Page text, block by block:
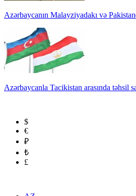
Azərbaycanın Malayziyadakı və
Azərbaycanla Tacikistan arasında təhsil
$
€
₽
₺
£